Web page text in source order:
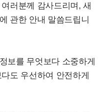
러분께 감사드리며, 새
관한 안내 말씀드립니
보를 무엇보다 소중하게
도 우선하여 안전하게